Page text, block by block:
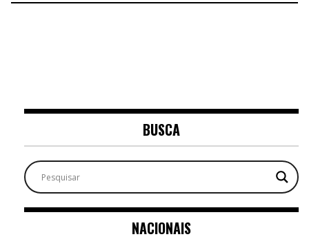
BUSCA
NACIONAIS